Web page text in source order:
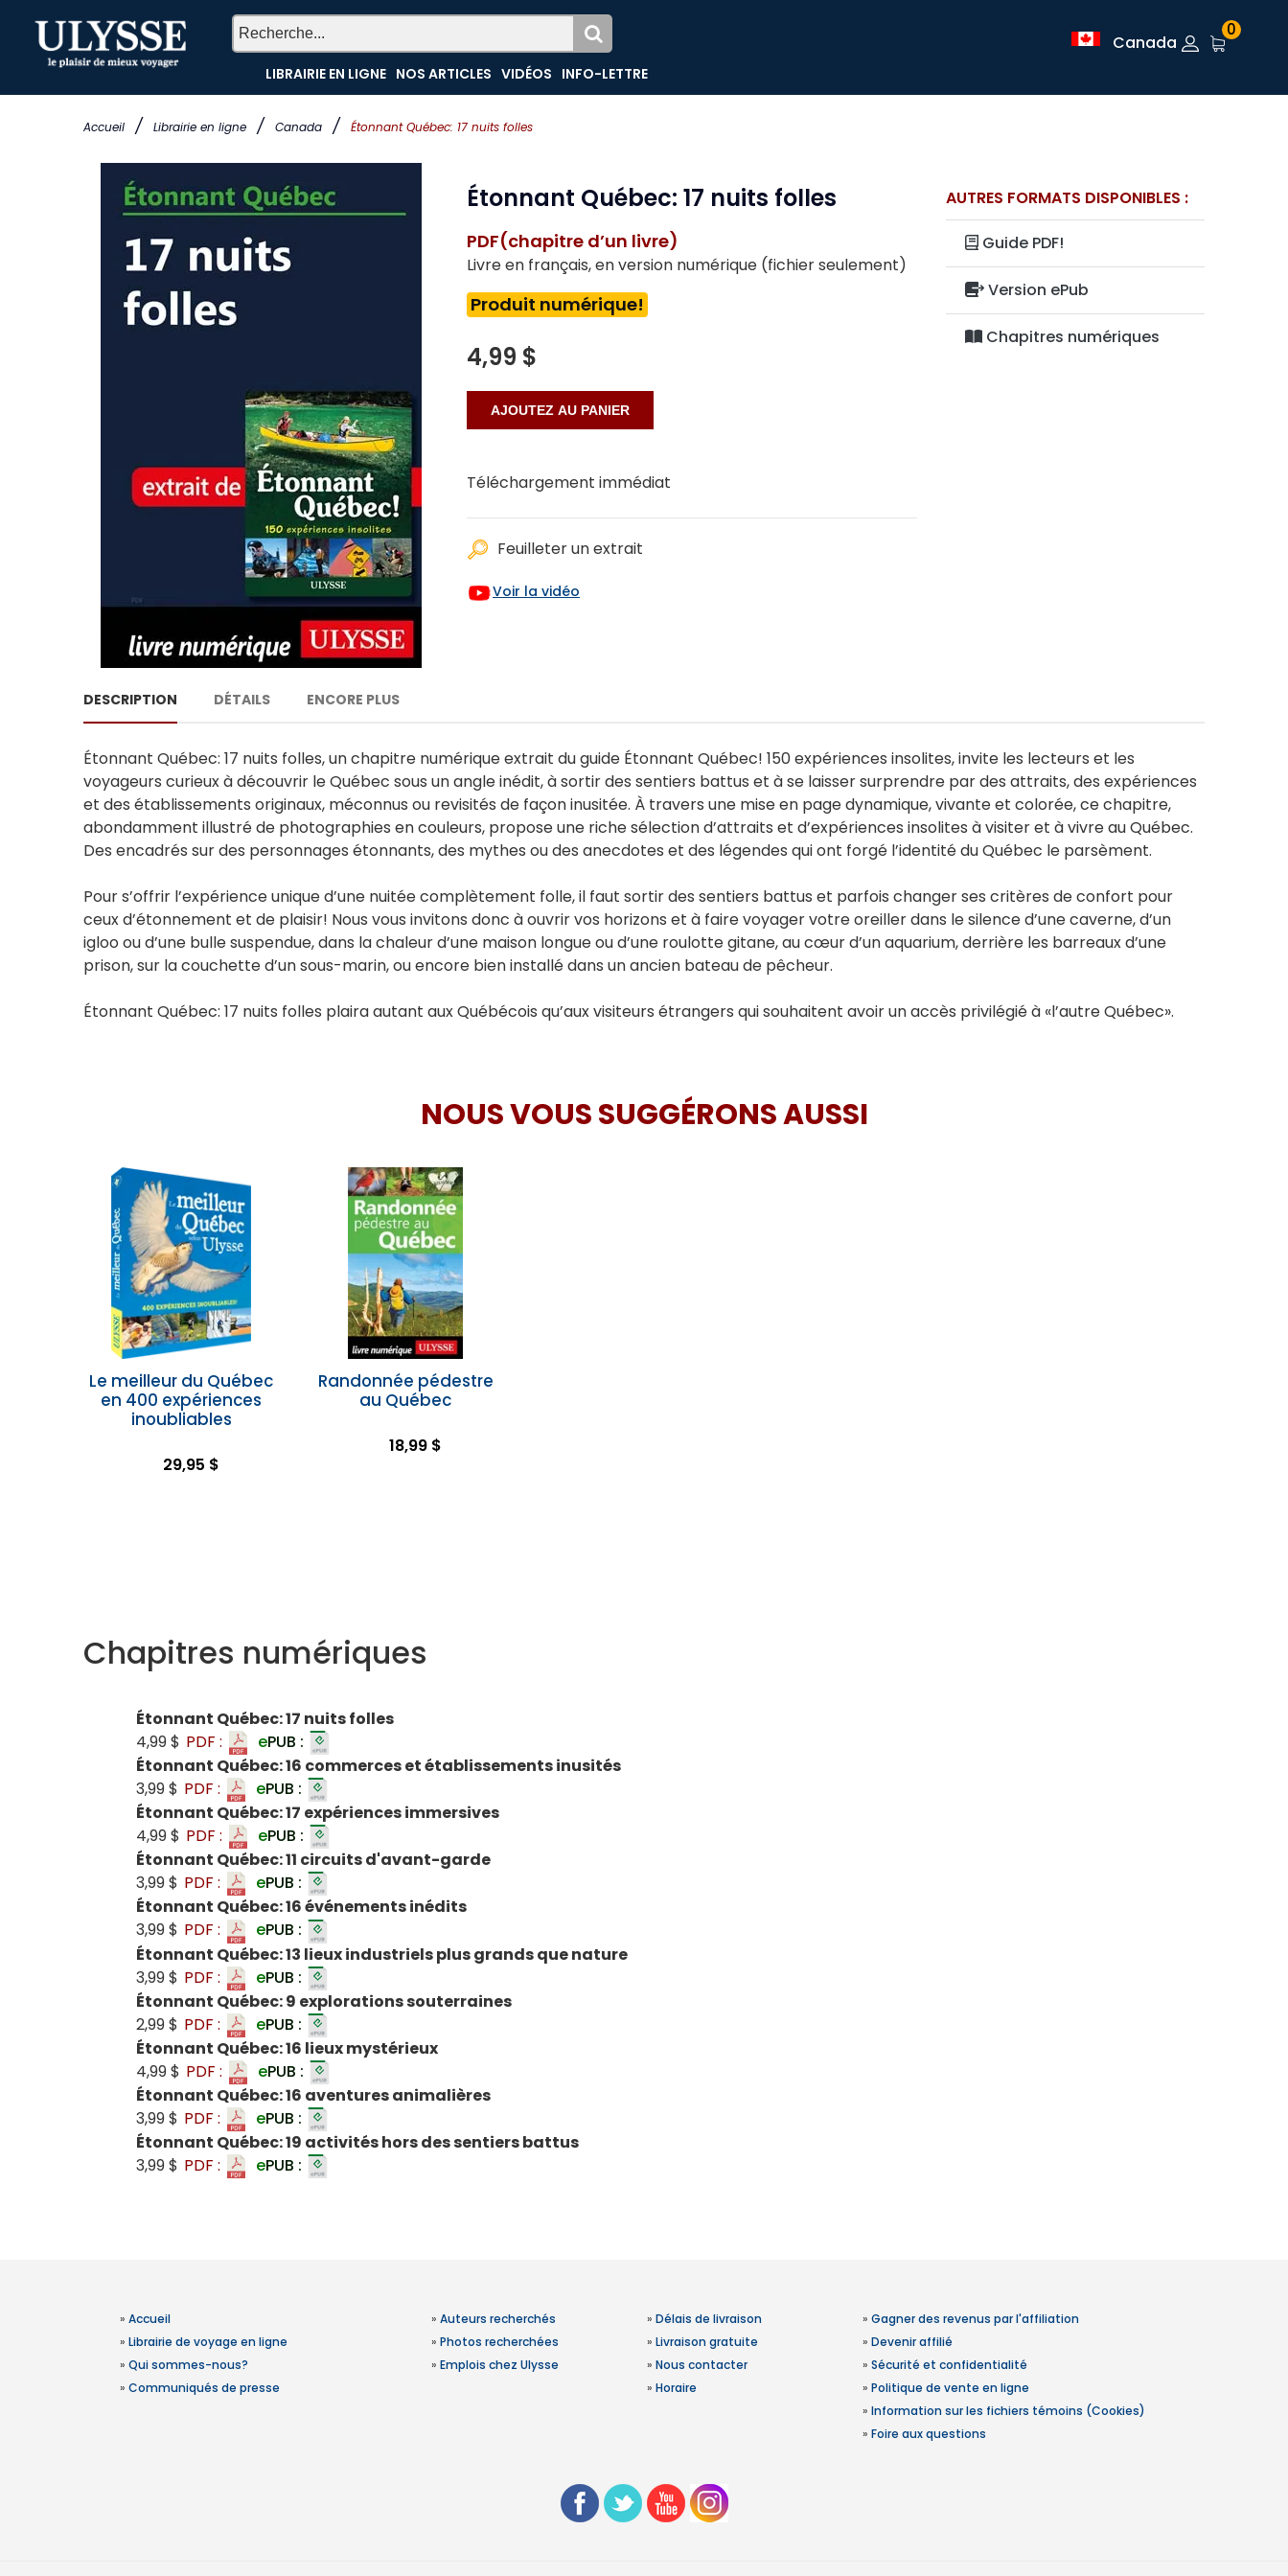
Accueil / Librairie en ligne / Canada / Étonnant Québec: 17 nuits folles
LIBRAIRIE EN LIGNE NOS ARTICLES VIDÉOS INFO-LETTRE
Canada
0
Étonnant Québec: 17 nuits folles
PDF(chapitre d’un livre)
Livre en français, en version numérique (fichier seulement)
Produit numérique!
4,99 $
Téléchargement immédiat
Feuilleter un extrait
Voir la vidéo
AUTRES FORMATS DISPONIBLES :
Guide PDF!
Version ePub
Chapitres numériques
DESCRIPTION DÉTAILS ENCORE PLUS
Étonnant Québec: 17 nuits folles, un chapitre numérique extrait du guide Étonnant Québec! 150 expériences insolites, invite les lecteurs et les
voyageurs curieux à découvrir le Québec sous un angle inédit, à sortir des sentiers battus et à se laisser surprendre par des attraits, des expériences
et des établissements originaux, méconnus ou revisités de façon inusitée. À travers une mise en page dynamique, vivante et colorée, ce chapitre,
abondamment illustré de photographies en couleurs, propose une riche sélection d’attraits et d’expériences insolites à visiter et à vivre au Québec.
Des encadrés sur des personnages étonnants, des mythes ou des anecdotes et des légendes qui ont forgé l’identité du Québec le parsèment.
Pour s’offrir l’expérience unique d’une nuitée complètement folle, il faut sortir des sentiers battus et parfois changer ses critères de confort pour
ceux d’étonnement et de plaisir! Nous vous invitons donc à ouvrir vos horizons et à faire voyager votre oreiller dans le silence d’une caverne, d’un
igloo ou d’une bulle suspendue, dans la chaleur d’une maison longue ou d’une roulotte gitane, au cœur d’un aquarium, derrière les barreaux d’une
prison, sur la couchette d’un sous-marin, ou encore bien installé dans un ancien bateau de pêcheur.
Étonnant Québec: 17 nuits folles plaira autant aux Québécois qu’aux visiteurs étrangers qui souhaitent avoir un accès privilégié à «l’autre Québec».
NOUS VOUS SUGGÉRONS AUSSI
Le meilleur du Québec
en 400 expériences
inoubliables
29,95 $
Randonnée pédestre
au Québec
18,99 $
Chapitres numériques
Étonnant Québec: 17 nuits folles
4,99 $ PDF : ePUB :
Étonnant Québec: 16 commerces et établissements inusités
3,99 $ PDF : ePUB :
Étonnant Québec: 17 expériences immersives
4,99 $ PDF : ePUB :
Étonnant Québec: 11 circuits d'avant-garde
3,99 $ PDF : ePUB :
Étonnant Québec: 16 événements inédits
3,99 $ PDF : ePUB :
Étonnant Québec: 13 lieux industriels plus grands que nature
3,99 $ PDF : ePUB :
Étonnant Québec: 9 explorations souterraines
2,99 $ PDF : ePUB :
Étonnant Québec: 16 lieux mystérieux
4,99 $ PDF : ePUB :
Étonnant Québec: 16 aventures animalières
3,99 $ PDF : ePUB :
Étonnant Québec: 19 activités hors des sentiers battus
3,99 $ PDF : ePUB :
» Accueil
» Librairie de voyage en ligne
» Qui sommes-nous?
» Communiqués de presse
» Auteurs recherchés
» Photos recherchées
» Emplois chez Ulysse
» Délais de livraison
» Livraison gratuite
» Nous contacter
» Horaire
» Gagner des revenus par l'affiliation
» Devenir affilié
» Sécurité et confidentialité
» Politique de vente en ligne
» Information sur les fichiers témoins (Cookies)
» Foire aux questions